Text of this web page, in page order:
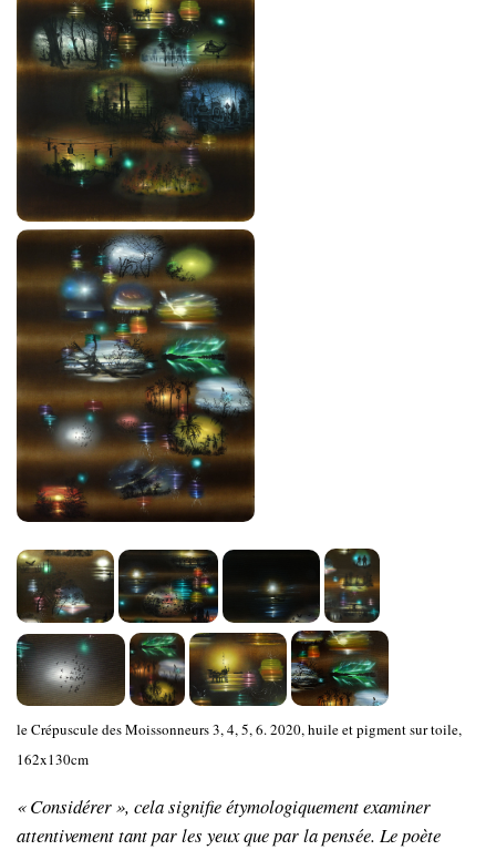
le Crépuscule des Moissonneurs 3, 4, 5, 6. 2020, huile et pigment sur toile,
162x130cm
« Considérer », cela signifie étymologiquement examiner
attentivement tant par les yeux que par la pensée. Le poète